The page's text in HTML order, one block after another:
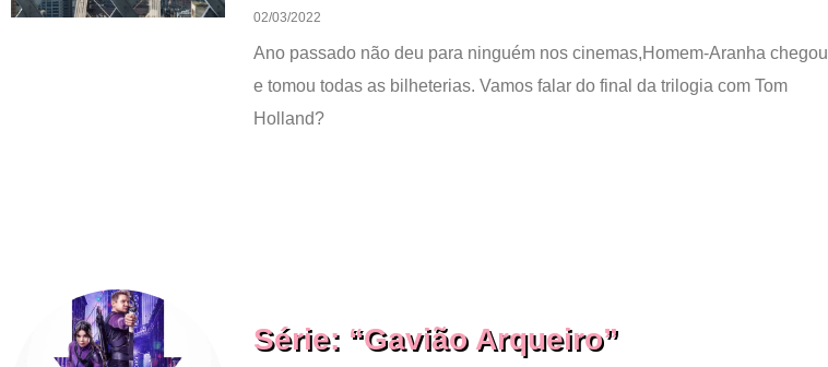
02/03/2022
Ano passado não deu para ninguém nos cinemas,Homem-Aranha chegou
e tomou todas as bilheterias. Vamos falar do final da trilogia com Tom
Holland?
Série: “Gavião Arqueiro”